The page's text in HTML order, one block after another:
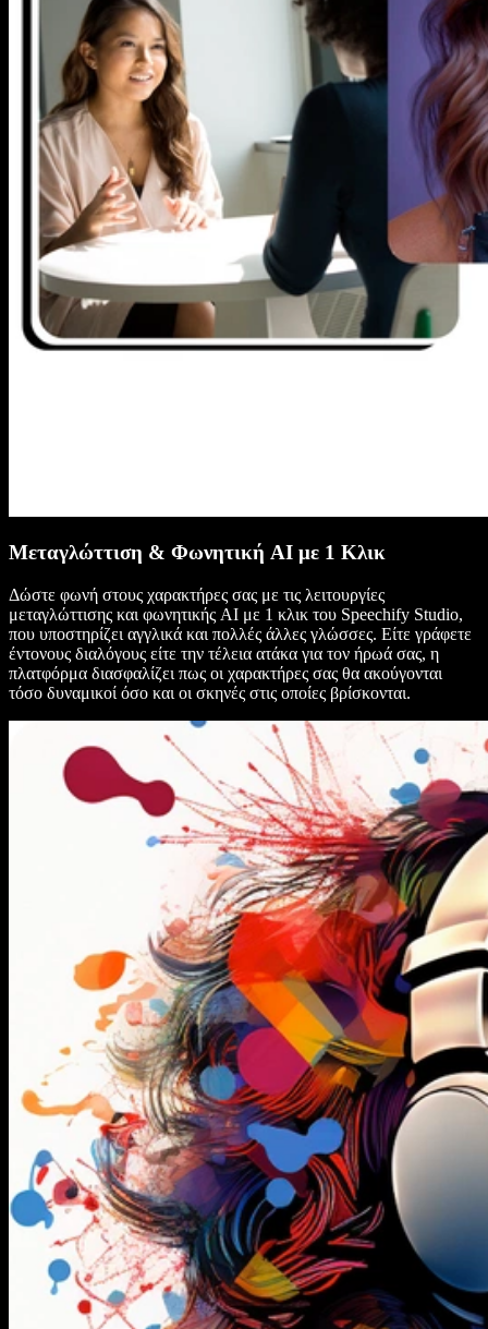
Μεταγλώττιση & Φωνητική AI με 1 Κλικ
Δώστε φωνή στους χαρακτήρες σας με τις λειτουργίες
μεταγλώττισης και φωνητικής AI με 1 κλικ του Speechify Studio,
που υποστηρίζει αγγλικά και πολλές άλλες γλώσσες. Είτε γράφετε
έντονους διαλόγους είτε την τέλεια ατάκα για τον ήρωά σας, η
πλατφόρμα διασφαλίζει πως οι χαρακτήρες σας θα ακούγονται
τόσο δυναμικοί όσο και οι σκηνές στις οποίες βρίσκονται.